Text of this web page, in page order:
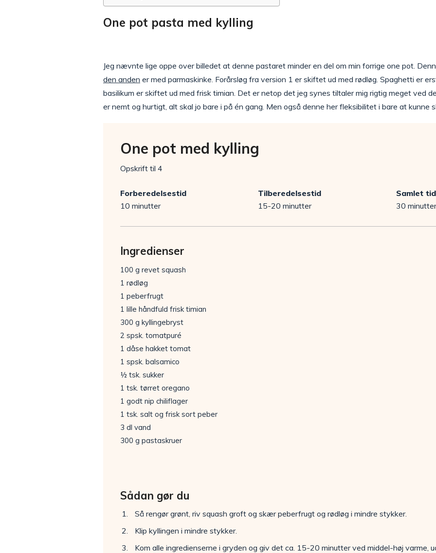
One pot pasta med kylling
Jeg nævnte lige oppe over billedet at denne pastaret minder en del om min forrige one pot.
den anden er med parmaskinke. Forårsløg fra version 1 er skiftet ud med rødløg. Spaghetti er
basilikum er skiftet ud med frisk timian. Det er netop det jeg synes tiltaler mig rigtig meget ved
er nemt og hurtigt, alt skal jo bare i på én gang. Men også denne her fleksibilitet i bare at kunne
One pot med kylling
Opskrift til 4
Forberedelsestid
10 minutter
Tilberedelsestid
15-20 minutter
Samlet tid
30 minutter
Ingredienser
100 g revet squash
1 rødløg
1 peberfrugt
1 lille håndfuld frisk timian
300 g kyllingebryst
2 spsk. tomatpuré
1 dåse hakket tomat
1 spsk. balsamico
½ tsk. sukker
1 tsk. tørret oregano
1 godt nip chiliflager
1 tsk. salt og frisk sort peber
3 dl vand
300 g pastaskruer
Sådan gør du
Så rengør grønt, riv squash groft og skær peberfrugt og rødløg i mindre stykker.
Klip kyllingen i mindre stykker.
Kom alle ingredienserne i gryden og giv det ca. 15-20 minutter ved middel-høj varme,